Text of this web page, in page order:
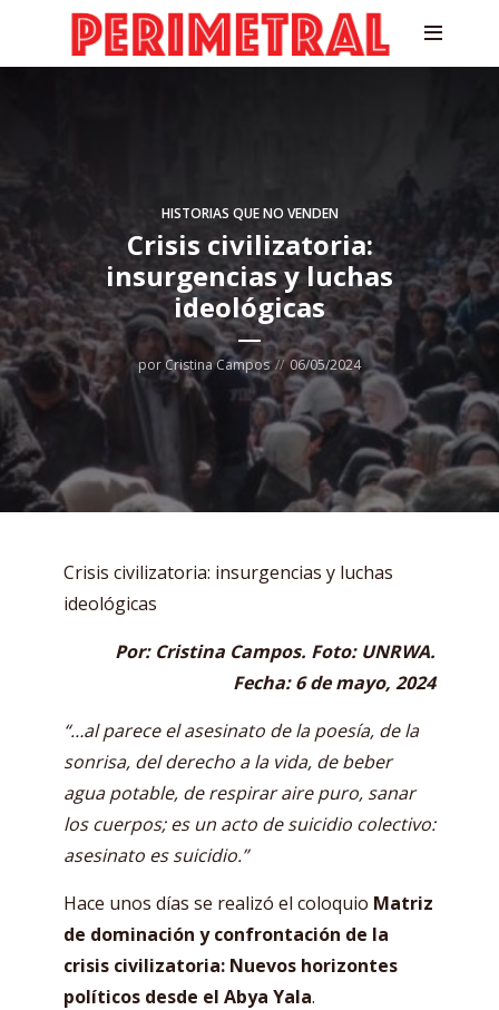
HISTORIAS QUE NO VENDEN
Crisis civilizatoria:
insurgencias y luchas
ideológicas
porCristina Campos 06/05/2024
Crisis civilizatoria: insurgencias y luchas
ideológicas
Por: Cristina Campos. Foto: UNRWA.
Fecha: 6 de mayo, 2024
“…al parece el asesinato de la poesía, de la
sonrisa, del derecho a la vida, de beber
agua potable, de respirar aire puro, sanar
los cuerpos; es un acto de suicidio colectivo:
asesinato es suicidio.”
Hace unos días se realizó el coloquio Matriz
de dominación y confrontación de la
crisis civilizatoria: Nuevos horizontes
políticos desde el Abya Yala.